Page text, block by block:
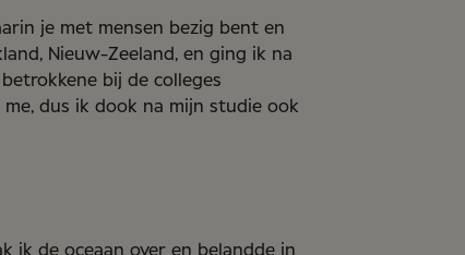
je met mensen bezig bent en
Nieuw-Zeeland, en ging ik na
bij de colleges
dus ik dook na mijn studie ook
ik de oceaan over en belandde in